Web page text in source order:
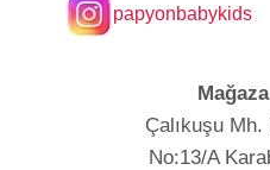
papyonbabykids
Çalıkuşu
No:13/A